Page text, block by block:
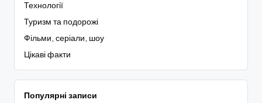
Технології
Туризм та подорожі
Фільми, серіали, шоу
Цікаві факти
Популярні записи